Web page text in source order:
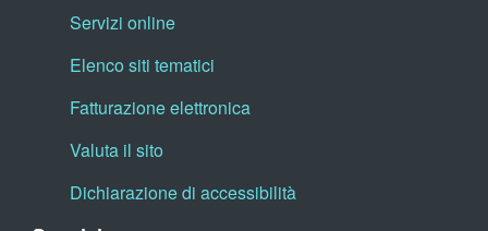
Servizi online
Elenco siti tematici
Fatturazione elettronica
Valuta il sito
Dichiarazione di accessibilità